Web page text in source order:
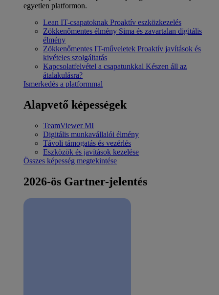
egyetlen platformon.
Lean IT-csapatoknak Proaktív eszközkezelés
Zökkenőmentes élmény Sima és zavartalan digitális
élmény
Zökkenőmentes IT-műveletek Proaktív javítások és
kivételes szolgáltatás
Kapcsolatfelvétel a csapatunkkal Készen áll az
átalakulásra?
Ismerkedés a platformmal
Alapvető képességek
TeamViewer MI
Digitális munkavállalói élmény
Távoli támogatás és vezérlés
Eszközök és javítások kezelése
Összes képesség megtekintése
2026-ös Gartner-jelentés